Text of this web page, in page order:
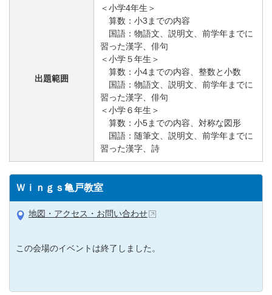
出題範囲
＜小学4年生＞
算数：小3までの内容
国語：物語文、説明文、前学年までに
習った漢字、俳句
＜小学５年生＞
算数：小4までの内容、整数と小数
国語：物語文、説明文、前学年までに
習った漢字、俳句
＜小学６年生＞
算数：小5までの内容、対称な図形
国語：随筆文、説明文、前学年までに
習った漢字、詩
Ｗｉｎｇｓ亀戸教室
地図・アクセス・お問い合わせ
この会場のイベントは終了しました。